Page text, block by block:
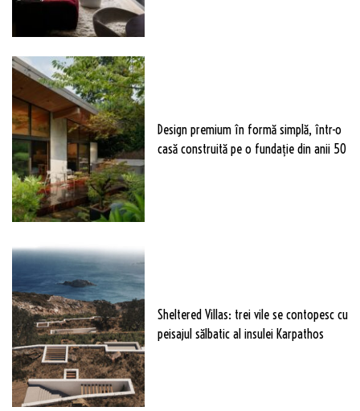
Design premium în formă simplă, într-o
casă construită pe o fundație din anii 50
Sheltered Villas: trei vile se contopesc cu
peisajul sălbatic al insulei Karpathos